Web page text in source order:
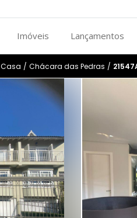
Imóveis Lançamentos
Casa / Chácara das Pedras /